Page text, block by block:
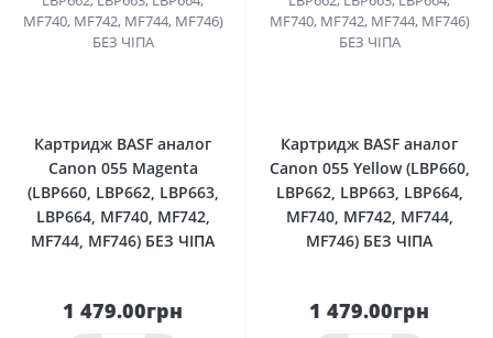
Картридж BASF аналог
Canon 055 Magenta
(LBP660, LBP662, LBP663,
LBP664, MF740, MF742,
MF744, MF746) БЕЗ ЧІПА
1 479.00грн
Картридж BASF аналог
Canon 055 Yellow (LBP660,
LBP662, LBP663, LBP664,
MF740, MF742, MF744,
MF746) БЕЗ ЧІПА
1 479.00грн